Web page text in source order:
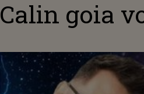
Calin goia